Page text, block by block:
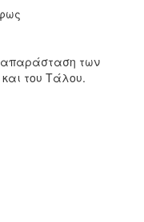
των
του Τάλου.